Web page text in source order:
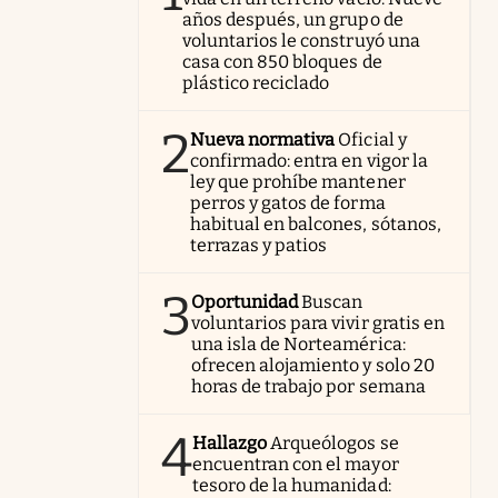
años después, un grupo de
voluntarios le construyó una
casa con 850 bloques de
plástico reciclado
2Nueva normativa Oficial y
confirmado: entra en vigor la
ley que prohíbe mantener
perros y gatos de forma
habitual en balcones, sótanos,
terrazas y patios
3OportunidadBuscan
voluntarios para vivir gratis en
una isla de Norteamérica:
ofrecen alojamiento y solo 20
horas de trabajo por semana
4HallazgoArqueólogos se
encuentran con el mayor
tesoro de la humanidad: